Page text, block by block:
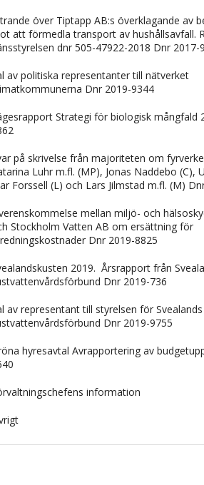
över Tiptapp AB:s överklagande av
att förmedla transport av hushållsavfall.
dnr 505-47922-2018 Dnr 2017-
av politiska representanter till nätverket
Dnr 2019-9344
Strategi för biologisk mångfald
på skrivelse från majoriteten om
Luhr m.fl. (MP), Jonas Naddebo (C),
Forssell (L) och Lars Jilmstad m.fl. (M)
mellan miljö- och
Stockholm Vatten AB om ersättning för
Dnr 2019-8825
2019. ­ Årsrapport från
Dnr 2019-736
av representant till styrelsen för Svealands
Dnr 2019-9755
hyresavtal Avrapportering av
information